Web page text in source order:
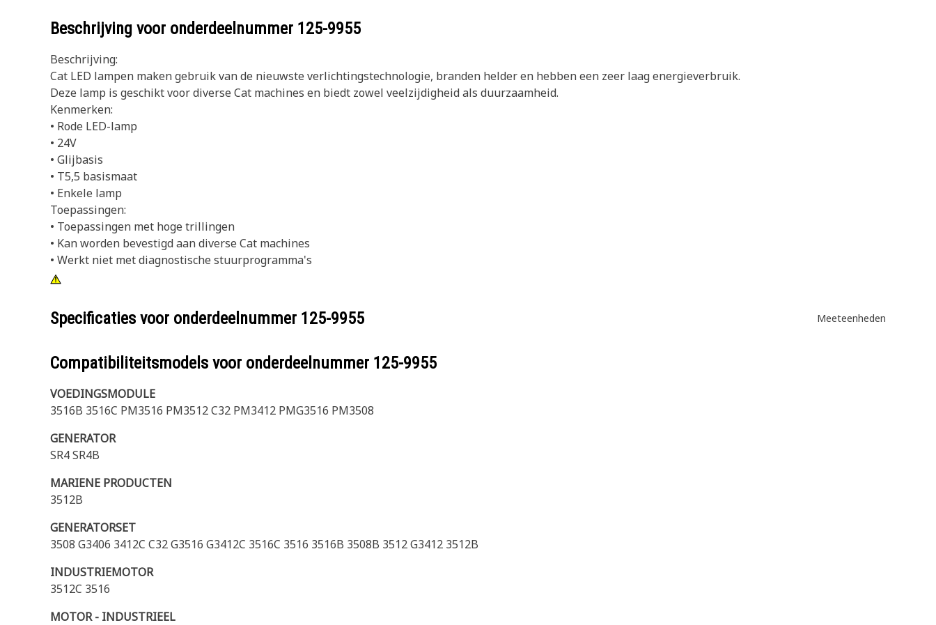
Beschrijving voor onderdeelnummer 125-9955
Beschrijving:
Cat LED lampen maken gebruik van de nieuwste verlichtingstechnologie, branden helder en hebben een zeer laag energieverbruik.
Deze lamp is geschikt voor diverse Cat machines en biedt zowel veelzijdigheid als duurzaamheid.
Kenmerken:
• Rode LED-lamp
• 24V
• Glijbasis
• T5,5 basismaat
• Enkele lamp
Toepassingen:
• Toepassingen met hoge trillingen
• Kan worden bevestigd aan diverse Cat machines
• Werkt niet met diagnostische stuurprogramma's
Specificaties voor onderdeelnummer 125-9955 Meeteenheden
Compatibiliteitsmodels voor onderdeelnummer 125-9955
VOEDINGSMODULE
3516B 3516C PM3516 PM3512 C32 PM3412 PMG3516 PM3508
GENERATOR
SR4 SR4B
MARIENE PRODUCTEN
3512B
GENERATORSET
3508 G3406 3412C C32 G3516 G3412C 3516C 3516 3516B 3508B 3512 G3412 3512B
INDUSTRIEMOTOR
3512C 3516
MOTOR - INDUSTRIEEL